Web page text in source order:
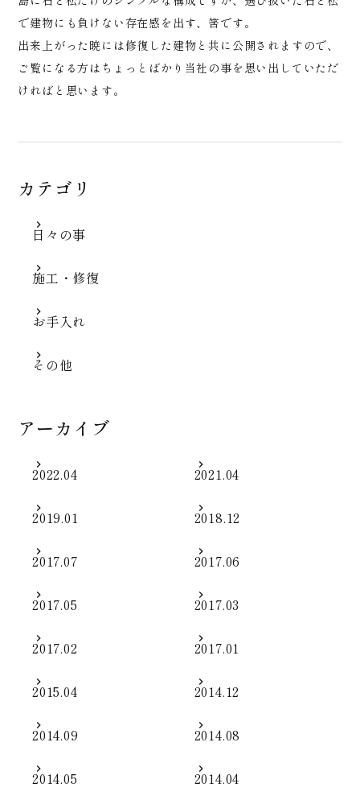
で建物にも負けない存在感を出す、筈です。
出来上がった暁には修復した建物と共に公開されますので、
ご覧になる方はちょっとばかり当社の事を思い出していただ
ければと思います。
カテゴリ
日々の事
施工・修復
お手入れ
その他
アーカイブ
2022.04 2021.04
2019.01 2018.12
2017.07 2017.06
2017.05 2017.03
2017.02 2017.01
2015.04 2014.12
2014.09 2014.08
2014.05 2014.04